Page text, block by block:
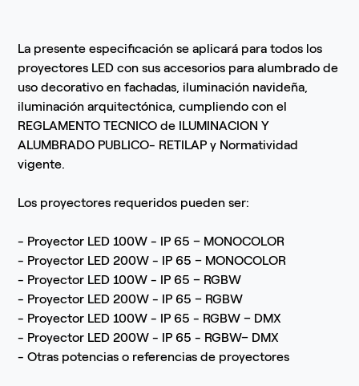
La presente especificación se aplicará para todos los
proyectores LED con sus accesorios para alumbrado de
uso decorativo en fachadas, iluminación navideña,
iluminación arquitectónica, cumpliendo con el
REGLAMENTO TECNICO de ILUMINACION Y
ALUMBRADO PUBLICO- RETILAP y Normatividad
vigente.
Los proyectores requeridos pueden ser:
- Proyector LED 100W - IP 65 – MONOCOLOR
- Proyector LED 200W - IP 65 – MONOCOLOR
- Proyector LED 100W - IP 65 – RGBW
- Proyector LED 200W - IP 65 – RGBW
- Proyector LED 100W - IP 65 - RGBW – DMX
- Proyector LED 200W - IP 65 - RGBW– DMX
- Otras potencias o referencias de proyectores